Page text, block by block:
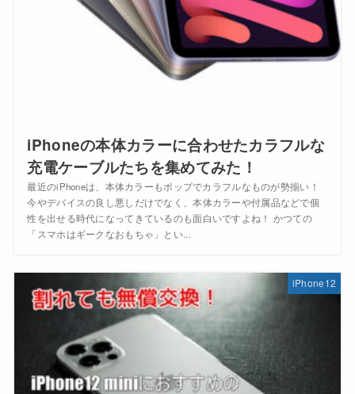
iPhoneの本体カラーに合わせたカラフルな
充電ケーブルたちを集めてみた！
最近のiPhoneは、本体カラーもポップでカラフルなものが勢揃い！
今やデバイスの良し悪しだけでなく、本体カラーや付属品などで個
性を出せる時代になってきているのも面白いですよね！ かつての
「スマホはギークなおもちゃ」とい...
iPhone12